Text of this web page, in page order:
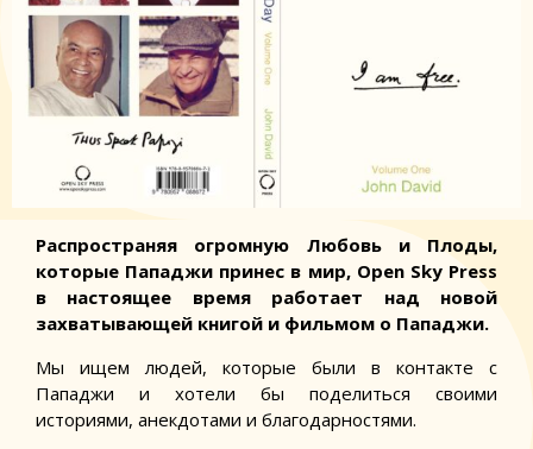
Распространяя огромную Любовь и Плоды,
которые Пападжи принес в мир, Open Sky Press
в настоящее время работает над новой
захватывающей книгой и фильмом о Пападжи.
Мы ищем людей, которые были в контакте с
Пападжи и хотели бы поделиться своими
историями, анекдотами и благодарностями.